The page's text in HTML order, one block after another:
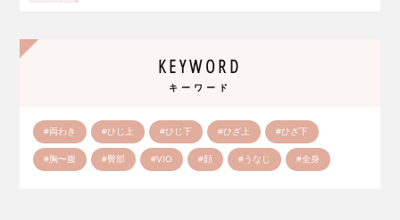
KEYWORD
キーワード
#両わき #ひじ上 #ひじ下 #ひざ上 #ひざ下
#胸〜腹 #臀部 #VIO #顔 #うなじ #全身